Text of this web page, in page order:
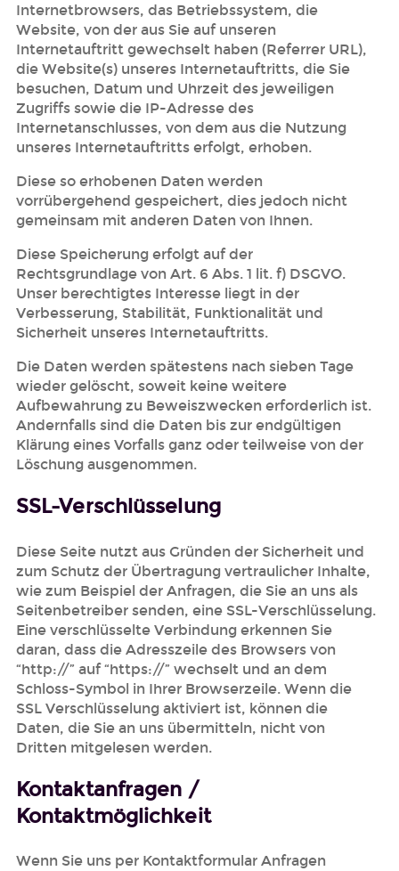
Internetbrowsers, das Betriebssystem, die
Website, von der aus Sie auf unseren
Internetauftritt gewechselt haben (Referrer URL),
die Website(s) unseres Internetauftritts, die Sie
besuchen, Datum und Uhrzeit des jeweiligen
Zugriffs sowie die IP-Adresse des
Internetanschlusses, von dem aus die Nutzung
unseres Internetauftritts erfolgt, erhoben.
Diese so erhobenen Daten werden
vorrübergehend gespeichert, dies jedoch nicht
gemeinsam mit anderen Daten von Ihnen.
Diese Speicherung erfolgt auf der
Rechtsgrundlage von Art. 6 Abs. 1 lit. f) DSGVO.
Unser berechtigtes Interesse liegt in der
Verbesserung, Stabilität, Funktionalität und
Sicherheit unseres Internetauftritts.
Die Daten werden spätestens nach sieben Tage
wieder gelöscht, soweit keine weitere
Aufbewahrung zu Beweiszwecken erforderlich ist.
Andernfalls sind die Daten bis zur endgültigen
Klärung eines Vorfalls ganz oder teilweise von der
Löschung ausgenommen.
SSL-Verschlüsselung
Diese Seite nutzt aus Gründen der Sicherheit und
zum Schutz der Übertragung vertraulicher Inhalte,
wie zum Beispiel der Anfragen, die Sie an uns als
Seitenbetreiber senden, eine SSL-Verschlüsselung.
Eine verschlüsselte Verbindung erkennen Sie
daran, dass die Adresszeile des Browsers von
“http://” auf “https://” wechselt und an dem
Schloss-Symbol in Ihrer Browserzeile. Wenn die
SSL Verschlüsselung aktiviert ist, können die
Daten, die Sie an uns übermitteln, nicht von
Dritten mitgelesen werden.
Kontaktanfragen /
Kontaktmöglichkeit
Wenn Sie uns per Kontaktformular Anfragen